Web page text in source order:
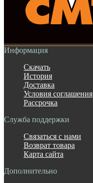
Информация
Скачать
История
Доставка
Условия соглашения
Рассрочка
Служба поддержки
Связаться с нами
Возврат товара
Карта сайта
Дополнительно